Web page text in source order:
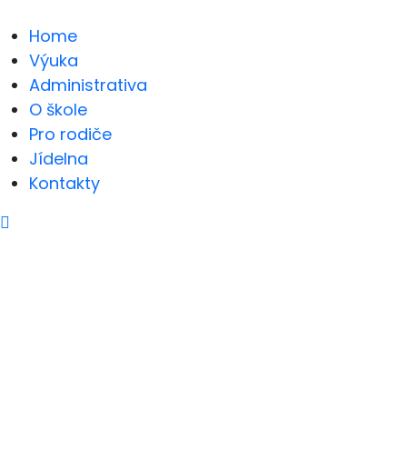
Home
Výuka
Administrativa
O škole
Pro rodiče
Jídelna
Kontakty